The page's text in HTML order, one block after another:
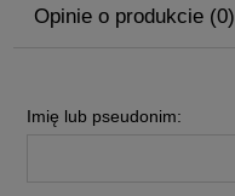
Opinie o produkcie (0)
Imię lub pseudonim: